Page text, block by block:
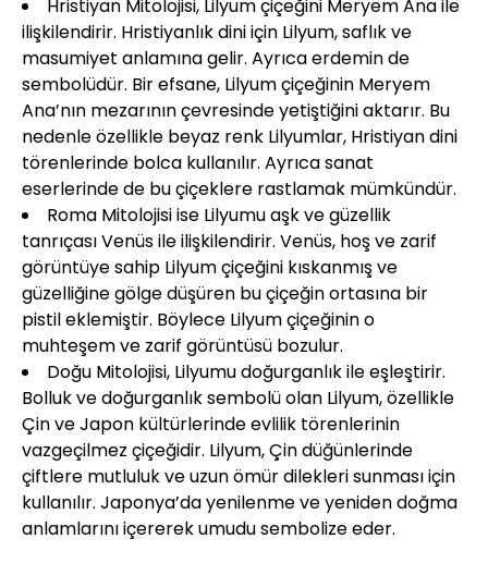
Hristiyan Mitolojisi, Lilyum çiçeğini Meryem Ana ile
ilişkilendirir. Hristiyanlık dini için Lilyum, saflık ve
masumiyet anlamına gelir. Ayrıca erdemin de
sembolüdür. Bir efsane, Lilyum çiçeğinin Meryem
Ana’nın mezarının çevresinde yetiştiğini aktarır. Bu
nedenle özellikle beyaz renk Lilyumlar, Hristiyan dini
törenlerinde bolca kullanılır. Ayrıca sanat
eserlerinde de bu çiçeklere rastlamak mümkündür.
Roma Mitolojisi ise Lilyumu aşk ve güzellik
tanrıçası Venüs ile ilişkilendirir. Venüs, hoş ve zarif
görüntüye sahip Lilyum çiçeğini kıskanmış ve
güzelliğine gölge düşüren bu çiçeğin ortasına bir
pistil eklemiştir. Böylece Lilyum çiçeğinin o
muhteşem ve zarif görüntüsü bozulur.
Doğu Mitolojisi, Lilyumu doğurganlık ile eşleştirir.
Bolluk ve doğurganlık sembolü olan Lilyum, özellikle
Çin ve Japon kültürlerinde evlilik törenlerinin
vazgeçilmez çiçeğidir. Lilyum, Çin düğünlerinde
çiftlere mutluluk ve uzun ömür dilekleri sunması için
kullanılır. Japonya’da yenilenme ve yeniden doğma
anlamlarını içererek umudu sembolize eder.